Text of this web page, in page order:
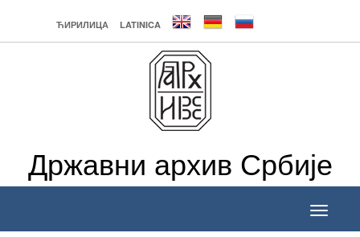
ЋИРИЛИЦА LATINICA
Државни архив Србије
Toggle